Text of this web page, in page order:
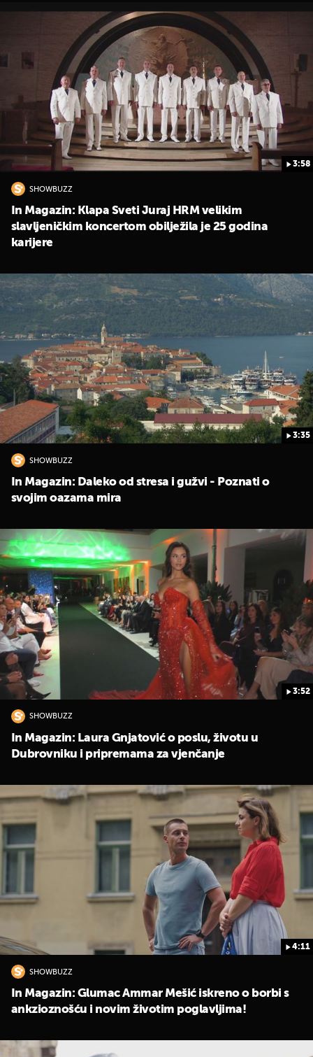
3:58
SHOWBUZZ
In Magazin: Klapa Sveti Juraj HRM velikim
slavljeničkim koncertom obilježila je 25 godina
karijere
3:35
SHOWBUZZ
In Magazin: Daleko od stresa i gužvi - Poznati o
svojim oazama mira
3:52
SHOWBUZZ
In Magazin: Laura Gnjatović o poslu, životu u
Dubrovniku i pripremama za vjenčanje
4:11
SHOWBUZZ
In Magazin: Glumac Ammar Mešić iskreno o borbi s
ankzioznošću i novim životim poglavljima!
UKLJUČITE NOTIFIKACIJE